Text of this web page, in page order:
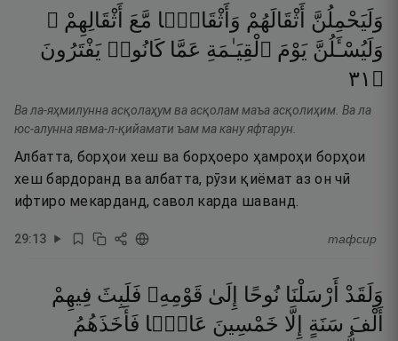
وَلَيَحْمِلُنَّ أَثْقَالَهُمْ وَأَثْقَالًۭا مَّعَ أَثْقَالِهِمْ ۖ
وَلَيُسْـَٔلُنَّ يَوْمَ ٱلْقِيَـٰمَةِ عَمَّا كَانُوا۟ يَفْتَرُونَ
۝ ١٣
Ва ла-яҳмилунна асқолаҳум ва асқолам маъа асқолиҳим. Ва ла
юс-алунна явма-л-қийамати ъам ма кану яфтарун.
Албатта, борҳои хеш ва борҳоеро ҳамроҳи борҳои
хеш бардоранд ва албатта, рӯзи қиёмат аз он чӣ
ифтиро мекарданд, савол карда шаванд.
29:13 тафсир
وَلَقَدْ أَرْسَلْنَا نُوحًا إِلَىٰ قَوْمِهِۦ فَلَبِثَ فِيهِمْ
أَلْفَ سَنَةٍ إِلَّا خَمْسِينَ عَامًۭا فَأَخَذَهُمُ